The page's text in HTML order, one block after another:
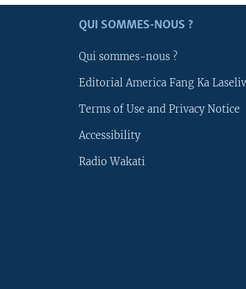
QUI SOMMES-NOUS ?
Qui sommes-nous ?
Editorial America Fang Ka
Terms of Use and Privacy Notice
Accessibility
Radio Wakati